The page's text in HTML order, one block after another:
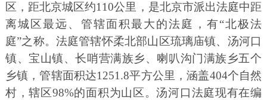
区，距北京城区约110公里，是北京市派出法庭中距
离城区最远、管辖面积最大的法庭，有“北极法
庭”之称。法庭管辖怀柔北部山区琉璃庙镇、汤河口
镇、宝山镇、长哨营满族乡、喇叭沟门满族乡五个
乡镇，管辖面积达1251.8平方公里，涵盖404个自然
村，辖区98%的面积为山区。汤河口法庭现有在编